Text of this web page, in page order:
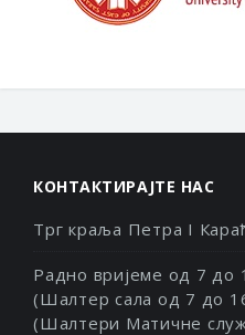
КОНТАКТИРАЈТЕ НАС
Трг краља Петра I
Радно вријеме од 7 до
(Шалтер сала од 7 до
(Шалтери Матичне